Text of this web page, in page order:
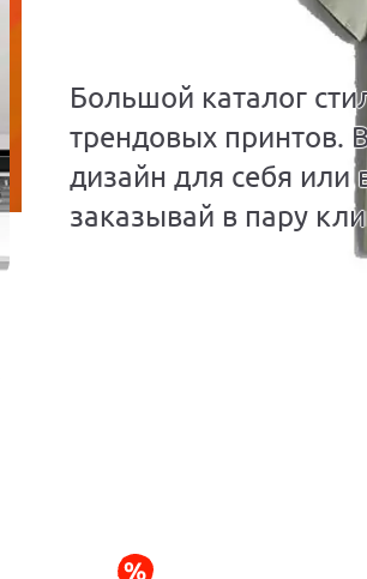
Большой каталог
трендовых принтов.
дизайн для себя или
заказывай в пару